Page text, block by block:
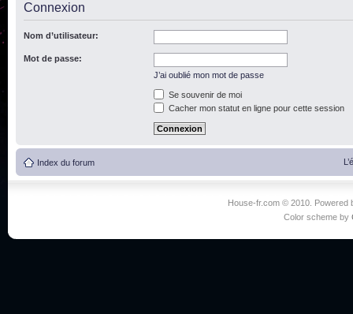
Connexion
Nom d’utilisateur:
Mot de passe:
J’ai oublié mon mot de passe
Se souvenir de moi
Cacher mon statut en ligne pour cette session
Index du forum
House-fr.com © 2010. Powered
Color scheme by